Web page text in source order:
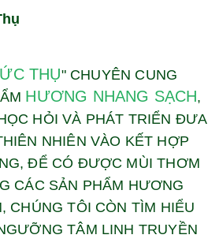
THỤ" CHUYÊN CUNG
HƯƠNG NHANG SẠCH,
HỎI VÀ PHÁT TRIỂN ĐƯA
NHIÊN VÀO KẾT HỢP
ĐỂ CÓ ĐƯỢC MÙI THƠM
CÁC SẢN PHẨM HƯƠNG
CHÚNG TÔI CÒN TÌM HIỂU
TÂM LINH TRUYỀN